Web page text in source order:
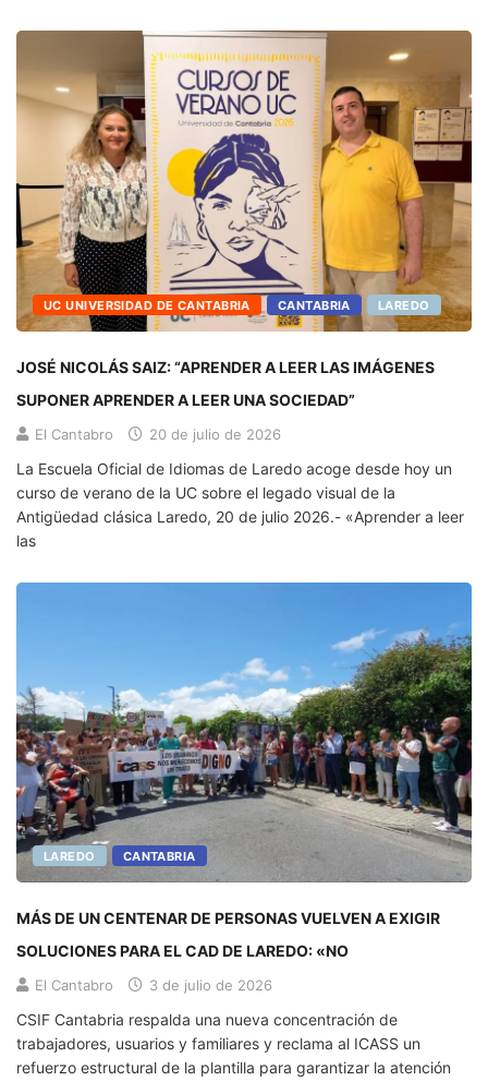
UC UNIVERSIDAD DE CANTABRIA CANTABRIA LAREDO
JOSÉ NICOLÁS SAIZ: “APRENDER A LEER LAS IMÁGENES
SUPONER APRENDER A LEER UNA SOCIEDAD”
El Cantabro 20 de julio de 2026
La Escuela Oficial de Idiomas de Laredo acoge desde hoy un
curso de verano de la UC sobre el legado visual de la
Antigüedad clásica Laredo, 20 de julio 2026.- «Aprender a leer
las
LAREDO CANTABRIA
MÁS DE UN CENTENAR DE PERSONAS VUELVEN A EXIGIR
SOLUCIONES PARA EL CAD DE LAREDO: «NO
El Cantabro 3 de julio de 2026
CSIF Cantabria respalda una nueva concentración de
trabajadores, usuarios y familiares y reclama al ICASS un
refuerzo estructural de la plantilla para garantizar la atención